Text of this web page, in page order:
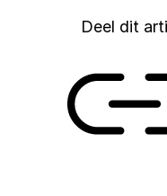
Deel dit